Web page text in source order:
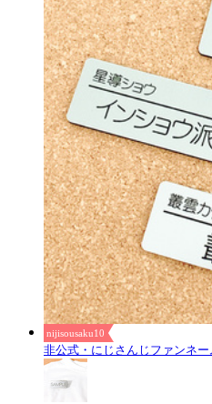
nijisousaku10
非公式・にじさんじファンネー